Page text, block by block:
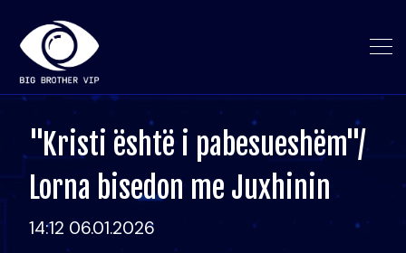
"Kristi është i pabesueshëm"/
Lorna bisedon me Juxhinin
14:12 06.01.2026